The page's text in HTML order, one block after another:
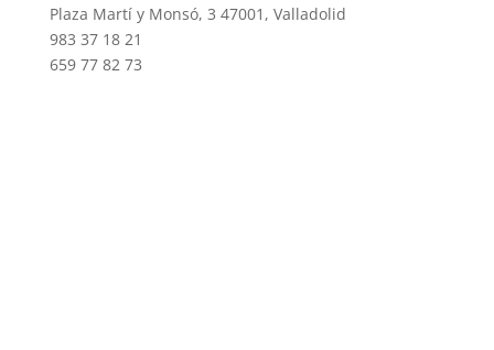
Plaza Martí y Monsó, 3 47001, Valladolid
983 37 18 21
659 77 82 73